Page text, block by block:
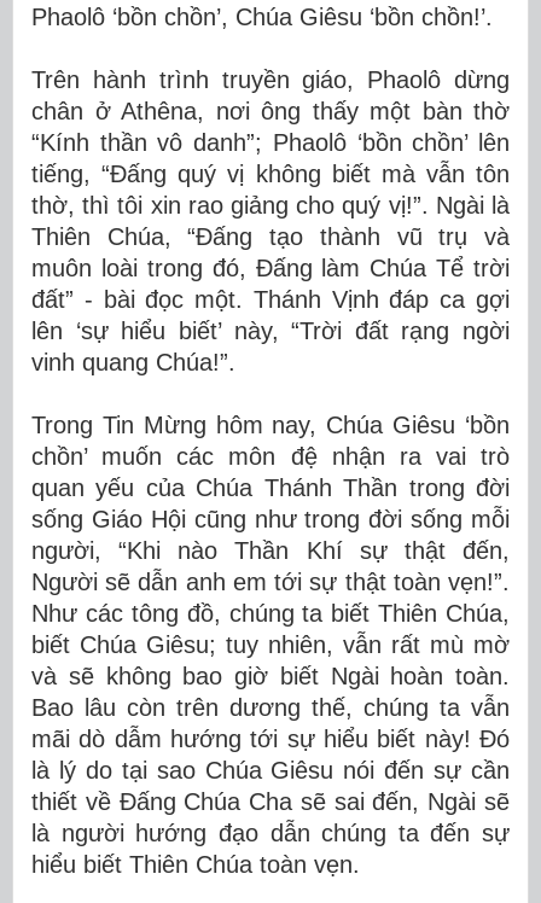
Phaolô ‘bồn chồn’, Chúa Giêsu ‘bồn chồn!’.
Trên hành trình truyền giáo, Phaolô dừng
chân ở Athêna, nơi ông thấy một bàn thờ
“Kính thần vô danh”; Phaolô ‘bồn chồn’ lên
tiếng, “Đấng quý vị không biết mà vẫn tôn
thờ, thì tôi xin rao giảng cho quý vị!”. Ngài là
Thiên Chúa, “Đấng tạo thành vũ trụ và
muôn loài trong đó, Đấng làm Chúa Tể trời
đất” - bài đọc một. Thánh Vịnh đáp ca gợi
lên ‘sự hiểu biết’ này, “Trời đất rạng ngời
vinh quang Chúa!”.
Trong Tin Mừng hôm nay, Chúa Giêsu ‘bồn
chồn’ muốn các môn đệ nhận ra vai trò
quan yếu của Chúa Thánh Thần trong đời
sống Giáo Hội cũng như trong đời sống mỗi
người, “Khi nào Thần Khí sự thật đến,
Người sẽ dẫn anh em tới sự thật toàn vẹn!”.
Như các tông đồ, chúng ta biết Thiên Chúa,
biết Chúa Giêsu; tuy nhiên, vẫn rất mù mờ
và sẽ không bao giờ biết Ngài hoàn toàn.
Bao lâu còn trên dương thế, chúng ta vẫn
mãi dò dẫm hướng tới sự hiểu biết này! Đó
là lý do tại sao Chúa Giêsu nói đến sự cần
thiết về Đấng Chúa Cha sẽ sai đến, Ngài sẽ
là người hướng đạo dẫn chúng ta đến sự
hiểu biết Thiên Chúa toàn vẹn.